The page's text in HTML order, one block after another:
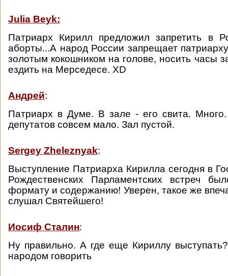
Julia Beyk:
Патриарх Кирилл предложил запретить в
аборты...А народ России запрещает
золотым кокошником на голове, носить часы
ездить на Мерседесе. XD
Андрей:
Патриарх в Думе. В зале - его свита.
депутатов совсем мало. Зал пустой.
Sergey Zheleznyak:
Выступление Патриарха Кирилла сегодня в
Рождественских Парламентских встреч
формату и содержанию! Уверен, такое же
слушал Святейшего!
Иосиф Сталин:
Ну правильно. А где еще Кириллу
народом говорить